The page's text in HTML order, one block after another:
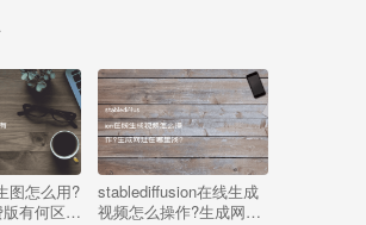
图怎么用?
有何区
stablediffusion在线生成
视频怎么操作?生成网址